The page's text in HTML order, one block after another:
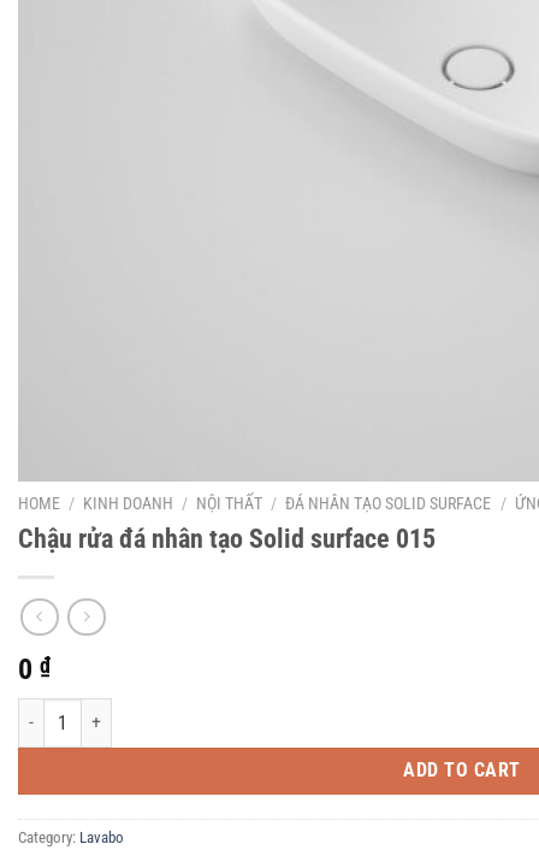
HOME / KINH DOANH / NỘI THẤT / ĐÁ NHÂN TẠO SOLID SURFACE /
Chậu rửa đá nhân tạo Solid surface 015
0 ₫
Chậu rửa đá nhân tạo Solid surface 015 quantity
ADD TO CART
Category: Lavabo